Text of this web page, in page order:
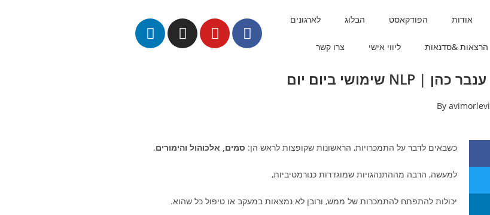
אודות הפודקאסט הבלוג לארגונים
הרצאות &סדנאות ליווי אישי צרו קשר
Byavimorlevi
כשבאים לדבר על התמכרויות, הראשונות שקופצות לראש הן: סמים, אלכוהול והימורים.
למעשה, הרבה מההתנהגויות שמוגדרות כנורמטיביות,
יכולות להתפתח להתמכרות של ממש, ורובן לא נמצאות במעקב או טיפול כל שהוא.